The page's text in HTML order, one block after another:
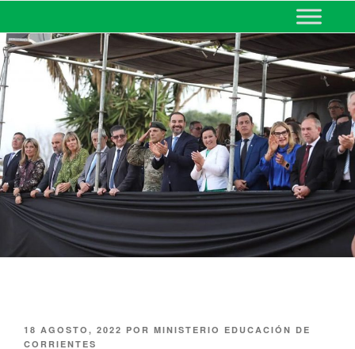
MINISTERIO DE EDUCACIÓN
DE CORRIENTES
18 AGOSTO, 2022 POR MINISTERIO EDUCACIÓN DE
CORRIENTES